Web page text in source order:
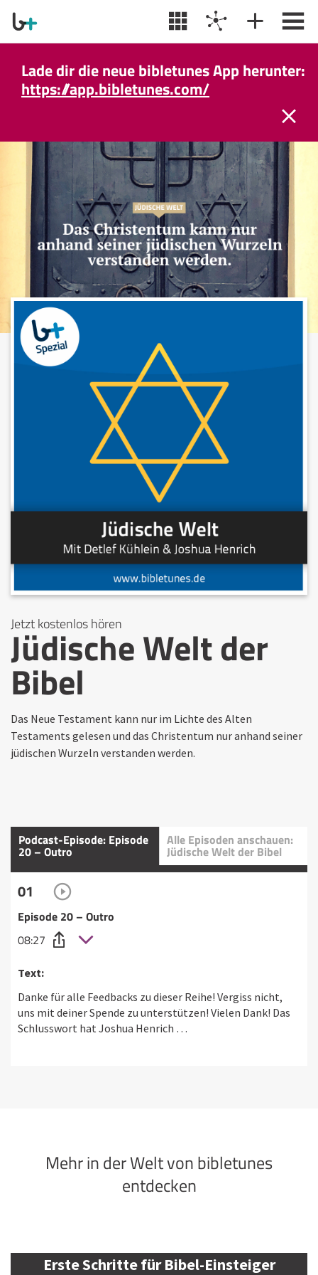
Lade dir die neue bibletunes App herunter:
https://app.bibletunes.com/
Jetzt kostenlos hören
Jüdische Welt der
Bibel
Das Neue Testament kann nur im Lichte des Alten
Testaments gelesen und das Christentum nur anhand seiner
jüdischen Wurzeln verstanden werden.
Podcast-Episode: Episode
20 – Outro
Alle Episoden anschauen:
Jüdische Welt der Bibel
01
Episode 20 – Outro
08:27
Text:
Danke für alle Feedbacks zu dieser Reihe! Vergiss nicht,
uns mit deiner Spende zu unterstützen! Vielen Dank! Das
Schlusswort hat Joshua Henrich …
Mehr in der Welt von bibletunes
entdecken
Erste Schritte für Bibel-Einsteiger